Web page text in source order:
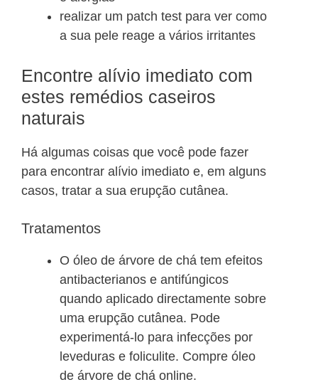
realizar um patch test para ver como
a sua pele reage a vários irritantes
Encontre alívio imediato com
estes remédios caseiros
naturais
Há algumas coisas que você pode fazer
para encontrar alívio imediato e, em alguns
casos, tratar a sua erupção cutânea.
Tratamentos
O óleo de árvore de chá tem efeitos
antibacterianos e antifúngicos
quando aplicado directamente sobre
uma erupção cutânea. Pode
experimentá-lo para infecções por
leveduras e foliculite. Compre óleo
de árvore de chá online.